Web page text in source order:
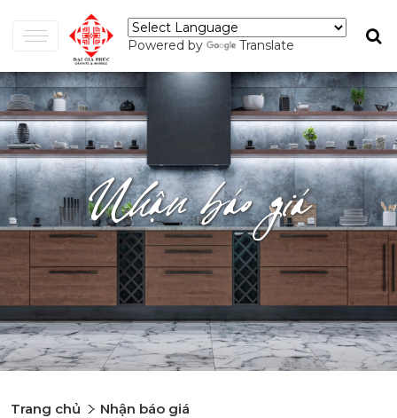
Powered by Translate
Nhận báo giá
Trang chủ Nhận báo giá